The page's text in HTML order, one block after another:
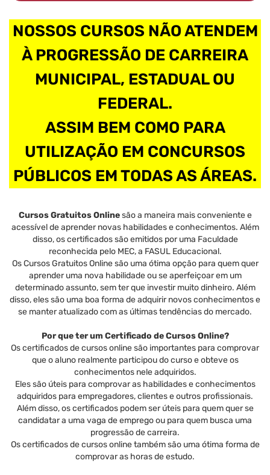
NOSSOS CURSOS NÃO ATENDEM
À PROGRESSÃO DE CARREIRA
MUNICIPAL, ESTADUAL OU
FEDERAL.
ASSIM BEM COMO PARA
UTILIZAÇÃO EM CONCURSOS
PÚBLICOS EM TODAS AS ÁREAS.
Cursos Gratuitos Onlinesão a maneira mais conveniente e
acessível de aprender novas habilidades e conhecimentos. Além
disso, os certificados são emitidos por uma Faculdade
reconhecida pelo MEC, a FASUL Educacional.
Os Cursos Gratuitos Online são uma ótima opção para quem quer
aprender uma nova habilidade ou se aperfeiçoar em um
determinado assunto, sem ter que investir muito dinheiro. Além
disso, eles são uma boa forma de adquirir novos conhecimentos e
se manter atualizado com as últimas tendências do mercado.
Por que ter um Certificado de Cursos Online?
Os certificados de cursos online são importantes para comprovar
que o aluno realmente participou do curso e obteve os
conhecimentos nele adquiridos.
Eles são úteis para comprovar as habilidades e conhecimentos
adquiridos para empregadores, clientes e outros profissionais.
Além disso, os certificados podem ser úteis para quem quer se
candidatar a uma vaga de emprego ou para quem busca uma
progressão de carreira.
Os certificados de cursos online também são uma ótima forma de
comprovar as horas de estudo.